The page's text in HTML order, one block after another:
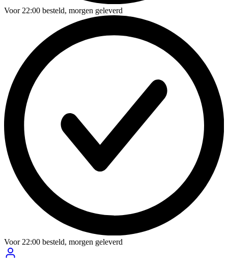
Voor22:00 besteld, morgen geleverd
Voor22:00 besteld, morgen geleverd